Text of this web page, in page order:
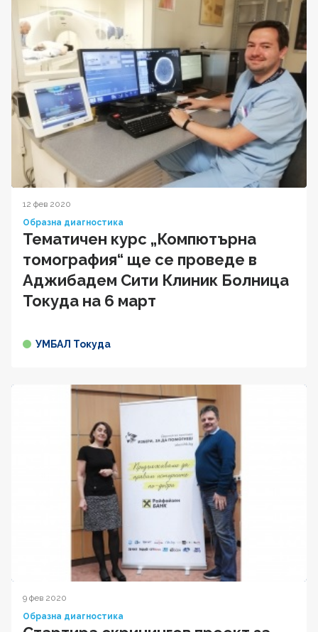
12 фев 2020
Образна диагностика
Тематичен курс „Компютърна
томография“ ще се проведе в
Аджибадем Сити Клиник Болница
Токуда на 6 март
УМБАЛ Токуда
9 фев 2020
Образна диагностика